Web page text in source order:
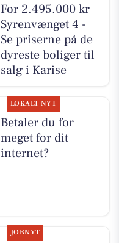
For 2.495.000 kr
Syrenvænget 4 -
Se priserne på de
dyreste boliger til
salg i Karise
LOKALT NYT
Betaler du for
meget for dit
internet?
JOBNYT